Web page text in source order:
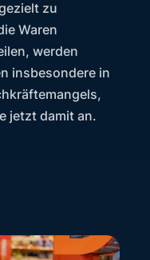
zu
Waren
werden
insbesondere in
jetzt damit an.